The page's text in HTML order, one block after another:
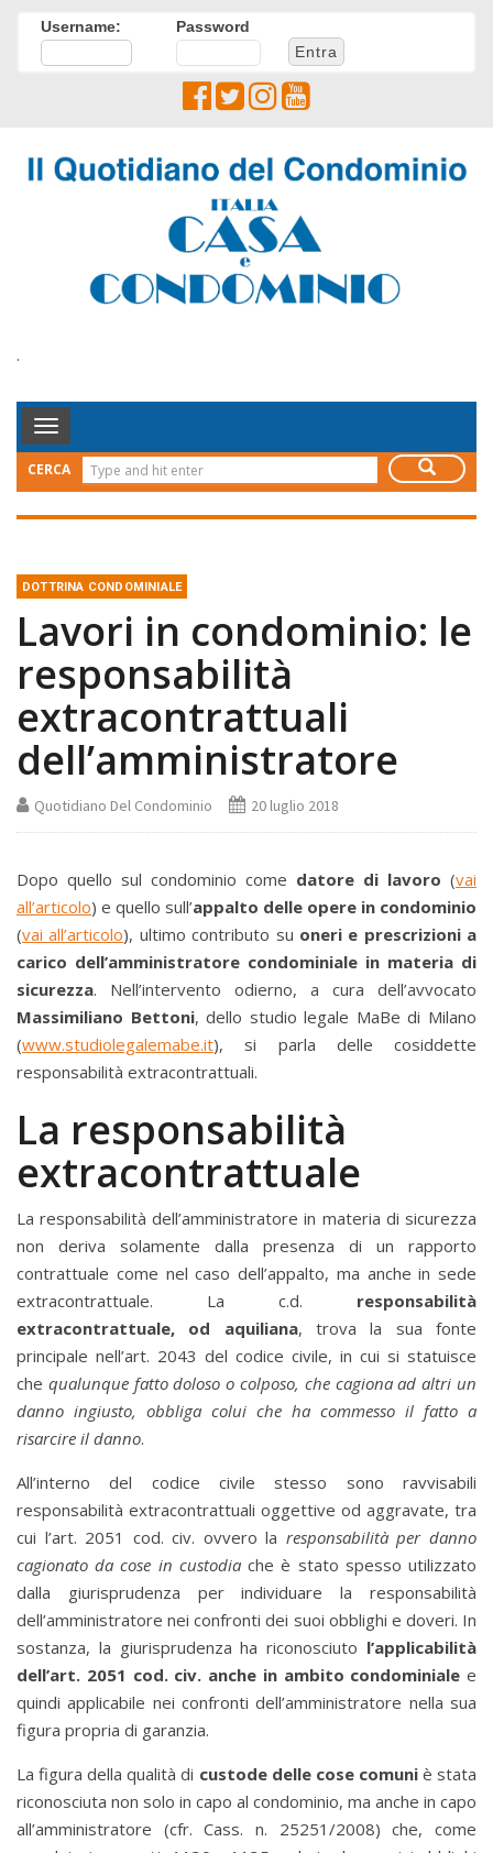
Username: Password
.
Toggle
Navigation
CERCA
DOTTRINA CONDOMINIALE
Lavori in condominio: le
responsabilità
extracontrattuali
dell’amministratore
Quotidiano Del Condominio 20 luglio 2018
Dopo quello sul condominio come datore di lavoro (vai
all’articolo) e quello sull’appalto delle opere in condominio
(vai all’articolo), ultimo contributo su oneri e prescrizioni a
carico dell’amministratore condominiale in materia di
sicurezza. Nell’intervento odierno, a cura dell’avvocato
Massimiliano Bettoni, dello studio legale MaBe di Milano
(www.studiolegalemabe.it), si parla delle cosiddette
responsabilità extracontrattuali.
La responsabilità
extracontrattuale
La responsabilità dell’amministratore in materia di sicurezza
non deriva solamente dalla presenza di un rapporto
contrattuale come nel caso dell’appalto, ma anche in sede
extracontrattuale. La c.d. responsabilità
extracontrattuale, od aquiliana, trova la sua fonte
principale nell’art. 2043 del codice civile, in cui si statuisce
che qualunque fatto doloso o colposo, che cagiona ad altri un
danno ingiusto, obbliga colui che ha commesso il fatto a
risarcire il danno.
All’interno del codice civile stesso sono ravvisabili
responsabilità extracontrattuali oggettive od aggravate, tra
cui l’art. 2051 cod. civ. ovvero la responsabilità per danno
cagionato da cose in custodiache è stato spesso utilizzato
dalla giurisprudenza per individuare la responsabilità
dell’amministratore nei confronti dei suoi obblighi e doveri. In
sostanza, la giurisprudenza ha riconosciuto l’applicabilità
dell’art. 2051 cod. civ. anche in ambito condominiale e
quindi applicabile nei confronti dell’amministratore nella sua
figura propria di garanzia.
La figura della qualità di custode delle cose comuniè stata
riconosciuta non solo in capo al condominio, ma anche in capo
all’amministratore (cfr. Cass. n. 25251/2008) che, come